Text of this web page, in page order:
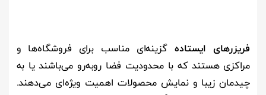
فریزرهای ایستاده گزینه‌ای مناسب برای فروشگاه‌ها و
مراکزی هستند که با محدودیت فضا روبه‌رو می‌باشند یا به
چیدمان زیبا و نمایش محصولات اهمیت ویژه‌ای می‌دهند.